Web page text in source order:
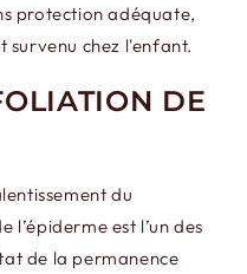
protection adéquate,
survenu chez l'enfant.
DE
du
l’épiderme est l’un des
de la permanence